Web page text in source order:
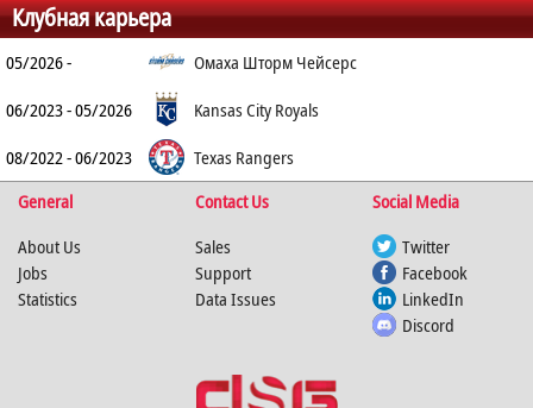
Клубная карьера
05/2026 -
Омаха Шторм Чейсерс
06/2023 - 05/2026
Kansas City Royals
08/2022 - 06/2023
Texas Rangers
General
Contact Us
Social Media
About Us
Jobs
Statistics
Sales
Support
Data Issues
Twitter
Facebook
LinkedIn
Discord